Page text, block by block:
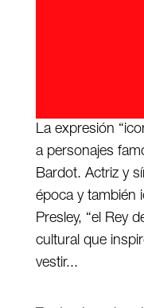
La expresión
a personajes
Bardot. Actriz y
época y también
Presley, “el Rey
cultural que
vestir...